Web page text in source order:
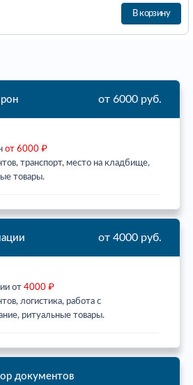
В корзину
от 6000 руб.
от 6000 ₽
транспорт, место на кладбище,
товары.
от 4000 руб.
от 4000 ₽
логистика, работа с
ритуальные товары.
документов